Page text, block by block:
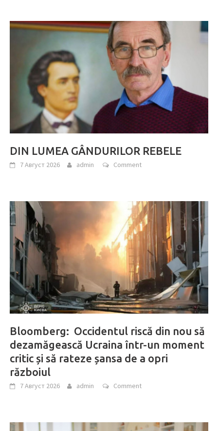
DIN LUMEA GÂNDURILOR REBELE
7 Август 2026 admin Comment
Bloomberg: Occidentul riscă din nou să
dezamăgească Ucraina într-un moment
critic și să rateze șansa de a opri
războiul
7 Август 2026 admin Comment